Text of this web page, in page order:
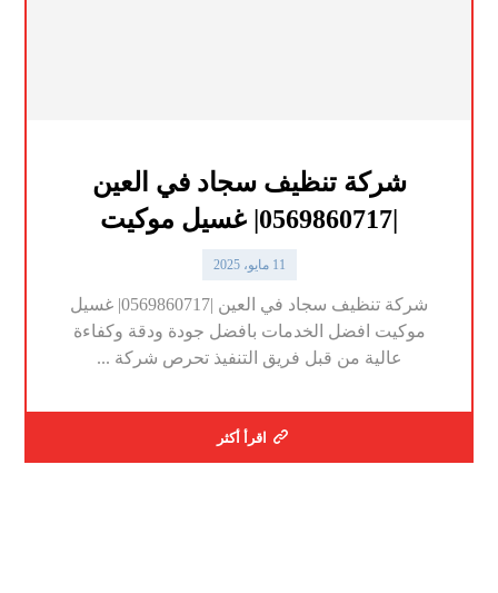
شركة تنظيف سجاد في العين
11 مايو، 2025
شركة تنظيف سجاد في العين |0569860717| غسيل
موكيت افضل الخدمات بافضل جودة ودقة وكفاءة
عالية من قبل فريق التنفيذ تحرص شركة ...
اقرأ أكثر